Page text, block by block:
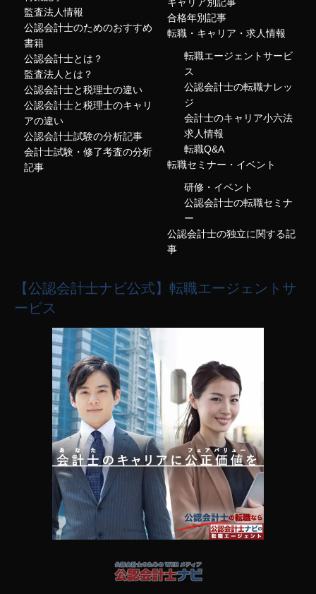
監査法人情報
公認会計士のためのおすすめ
書籍
公認会計士とは？
監査法人とは？
公認会計士と税理士の違い
公認会計士と税理士のキャリ
アの違い
公認会計士試験の分析記事
会計士試験・修了考査の分析
記事
合格年別記事
転職・キャリア・求人情報
転職エージェントサービ
ス
公認会計士の転職ナレッ
ジ
会計士のキャリア小六法
求人情報
転職Q&A
転職セミナー・イベント
研修・イベント
公認会計士の転職セミナ
ー
公認会計士の独立に関する記
事
【公認会計士ナビ公式】転職エージェントサ
ービス